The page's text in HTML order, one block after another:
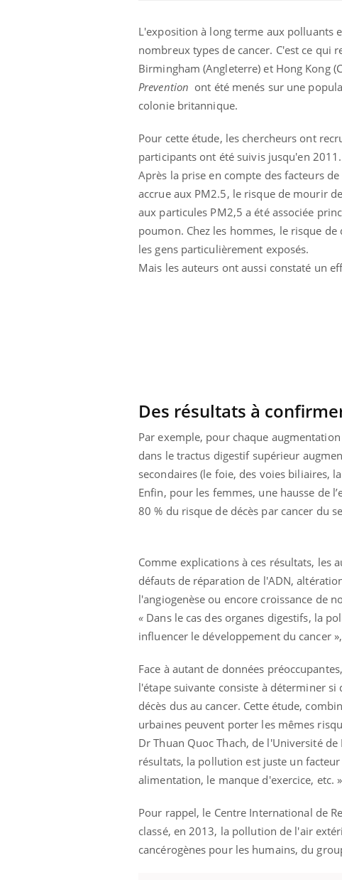
L'exposition à long terme aux polluants
nombreux types de cancer. C'est ce qui
Birmingham (Angleterre) et Hong Kong
Prevention ont été menés sur une
colonie britannique.
Pour cette étude, les chercheurs ont
participants ont été suivis jusqu'en 2011.
Après la prise en compte des facteurs
accrue aux PM2.5, le risque de mourir
aux particules PM2,5 a été associée
poumon. Chez les hommes, le risque
les gens particulièrement exposés.
Mais les auteurs ont aussi constaté un
Des résultats à
Par exemple, pour chaque
dans le tractus digestif supérieur
secondaires (le foie, des voies biliaires,
Enfin, pour les femmes, une hausse de
80 % du risque de décès par cancer du
Comme explications à ces résultats, les
défauts de réparation de l'ADN,
l'angiogenèse ou encore croissance de
« Dans le cas des organes digestifs, la
influencer le développement du cancer
Face à autant de données
l'étape suivante consiste à déterminer
décès dus au cancer. Cette étude,
urbaines peuvent porter les mêmes
Dr Thuan Quoc Thach, de l'Université
résultats, la pollution est juste un
alimentation, le manque d'exercice, etc.
Pour rappel, le Centre International de
classé, en 2013, la pollution de l'air
cancérogènes pour les humains, du
Diabète & Ramadan 2026Youtube
Le Ramadan approche, et, pour de
nombreuses personnes atteintes de
diabète, c'est une période de questions, de
défis, mais ...
Youtube
Un «
faciliter
Un